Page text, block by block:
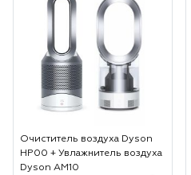
Очиститель воздуха Dyson
HP00 + Увлажнитель воздуха
Dyson AM10